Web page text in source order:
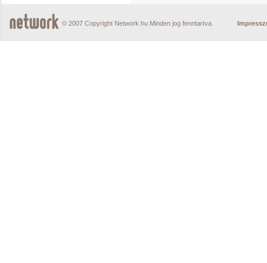
© 2007 Copyright Network.hu Minden jog fenntartva.